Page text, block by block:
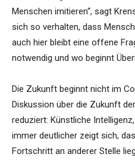
Menschen imitieren“, sagt
sich so verhalten, dass
auch hier bleibt eine offene
notwendig und wo beginnt
Die Zukunft beginnt nicht im
Diskussion über die Zukunft
reduziert: Künstliche
immer deutlicher zeigt sich,
Fortschritt an anderer Stelle